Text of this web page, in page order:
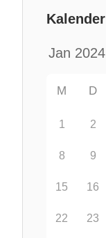
Kalender
M D
1 2
8 9
15 16
22 23